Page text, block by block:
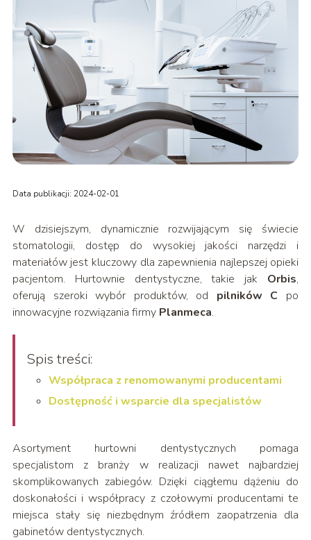
Data publikacji: 2024-02-01
W dzisiejszym, dynamicznie rozwijającym się świecie
stomatologii, dostęp do wysokiej jakości narzędzi i
materiałów jest kluczowy dla zapewnienia najlepszej opieki
pacjentom. Hurtownie dentystyczne, takie jak Orbis,
oferują szeroki wybór produktów, od pilników C po
innowacyjne rozwiązania firmy Planmeca.
Spis treści:
Współpraca z renomowanymi producentami
Dostępność i wsparcie dla specjalistów
Asortyment hurtowni dentystycznych pomaga
specjalistom z branży w realizacji nawet najbardziej
skomplikowanych zabiegów. Dzięki ciągłemu dążeniu do
doskonałości i współpracy z czołowymi producentami te
miejsca stały się niezbędnym źródłem zaopatrzenia dla
gabinetów dentystycznych.